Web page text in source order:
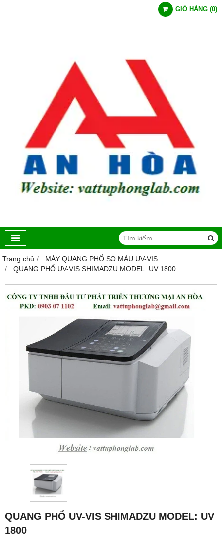
GIỎ HÀNG (0)
Trang chủ
MÁY QUANG PHỔ SO MÀU UV-VIS
QUANG PHỔ UV-VIS SHIMADZU MODEL: UV 1800
QUANG PHỔ UV-VIS SHIMADZU MODEL: UV
1800